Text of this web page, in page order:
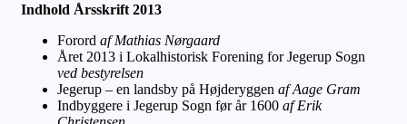
Indhold Årsskrift 2013
Forordaf Mathias Nørgaard
Året 2013 i Lokalhistorisk Forening for Jegerup Sogn
ved bestyrelsen
Jegerup – en landsby på Højderyggenaf Aage Gram
Indbyggere i Jegerup Sogn før år 1600af Erik